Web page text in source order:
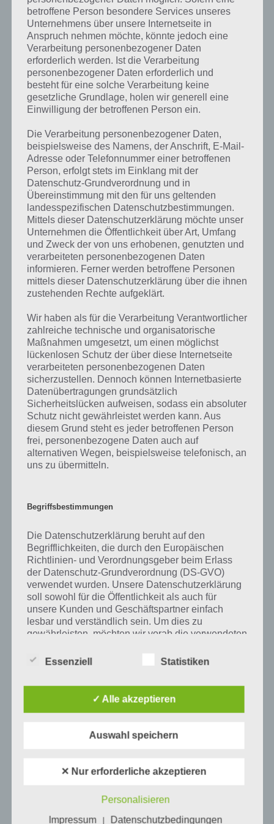
gesucht? Schaue inunsere
Komplettlösung zur App! Dort
kannst du mit der Suche
schnell die Antworten und
Lösungen der über 300 Level
Du findest Lösungen auch ohne unsere Hilfe, indem du in der App
Münzen einsetzt. Da diese jedoch begrenzt sind, hast du hier stets
die Möglichkeit alle Antworten zu finden!
Die obige Lösung stimmt leider nicht mehr?
Wenn die Lösung, die wir dir oben vorgestellt haben, nicht mehr
aktuell sein sollte oder ein Wort in der Lösung von 94 Prozent fehlt,
so teile uns die korrekten Lösungen einfach in den Kommentaren
mit. Nur so können wir stets die aktuellen Antworten auf die
Entwickler die Lösungen immer mal wieder verändern.
Darum geht es bei 94%
Was ist 94%? In der App 94% musst du auf Basis eines Bildes oder
einer Aussage die Antworten herausfinden, die von anderen Spielern
am häufigsten genannt worden sind. Nur so kannst du das nächste
Level freischalten. Zusammenaddiert ergeben alle Antworten 94
Prozent, wovon die App ihren Namen hat. Entsprechend ist 94
Prozent ein Wort und Rätsel-Spiel. Bereits über 10 Millionen mal
wurde die App mittlerweile heruntergeladen und gehört mit zu den
Auf WhatsApp teilen Teilen auf Facebook
Tweet auf Twitter
Mehr Artikel hier auf Touchportal
betroffene Person besondere Services unseres
Unternehmens über unsere Internetseite in
Anspruch nehmen möchte, könnte jedoch eine
Verarbeitung personenbezogener Daten
erforderlich werden. Ist die Verarbeitung
personenbezogener Daten erforderlich und
besteht für eine solche Verarbeitung keine
gesetzliche Grundlage, holen wir generell eine
Einwilligung der betroffenen Person ein.
Die Verarbeitung personenbezogener Daten,
beispielsweise des Namens, der Anschrift, E-Mail-
Adresse oder Telefonnummer einer betroffenen
Person, erfolgt stets im Einklang mit der
Datenschutz-Grundverordnung und in
Übereinstimmung mit den für uns geltenden
landesspezifischen Datenschutzbestimmungen.
Mittels dieser Datenschutzerklärung möchte unser
Unternehmen die Öffentlichkeit über Art, Umfang
und Zweck der von uns erhobenen, genutzten und
verarbeiteten personenbezogenen Daten
informieren. Ferner werden betroffene Personen
mittels dieser Datenschutzerklärung über die ihnen
zustehenden Rechte aufgeklärt.
Wir haben als für die Verarbeitung Verantwortlicher
zahlreiche technische und organisatorische
Maßnahmen umgesetzt, um einen möglichst
lückenlosen Schutz der über diese Internetseite
verarbeiteten personenbezogenen Daten
sicherzustellen. Dennoch können Internetbasierte
Datenübertragungen grundsätzlich
Sicherheitslücken aufweisen, sodass ein absoluter
Schutz nicht gewährleistet werden kann. Aus
diesem Grund steht es jeder betroffenen Person
frei, personenbezogene Daten auch auf
alternativen Wegen, beispielsweise telefonisch, an
uns zu übermitteln.
Begriffsbestimmungen
Die Datenschutzerklärung beruht auf den
Begrifflichkeiten, die durch den Europäischen
Richtlinien- und Verordnungsgeber beim Erlass
der Datenschutz-Grundverordnung (DS-GVO)
verwendet wurden. Unsere Datenschutzerklärung
soll sowohl für die Öffentlichkeit als auch für
unsere Kunden und Geschäftspartner einfach
lesbar und verständlich sein. Um dies zu
gewährleisten, möchten wir vorab die verwendeten
Informationen, die sich auf eine identifizierte
oder identifizierbare natürliche Person (im
Als identifizierbar wird eine natürliche
Person angesehen, die direkt oder indirekt,
Essenziell Statistiken
✓ Alle akzeptieren
Auswahl speichern
✕ Nur erforderliche akzeptieren
Personalisieren
Impressum
Datenschutzbedingungen